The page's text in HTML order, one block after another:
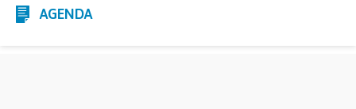
AGENDA